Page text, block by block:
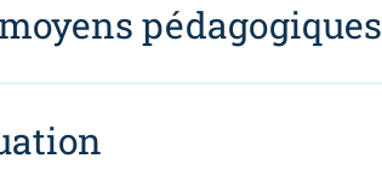
pédagogiques